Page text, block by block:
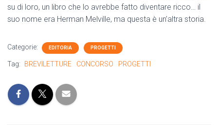
su di loro, un libro che lo avrebbe fatto diventare ricco… il
suo nome era Herman Melville, ma questa è un’altra storia.
Categorie: EDITORIA PROGETTI
Tag: BREVILETTURE CONCORSO PROGETTI